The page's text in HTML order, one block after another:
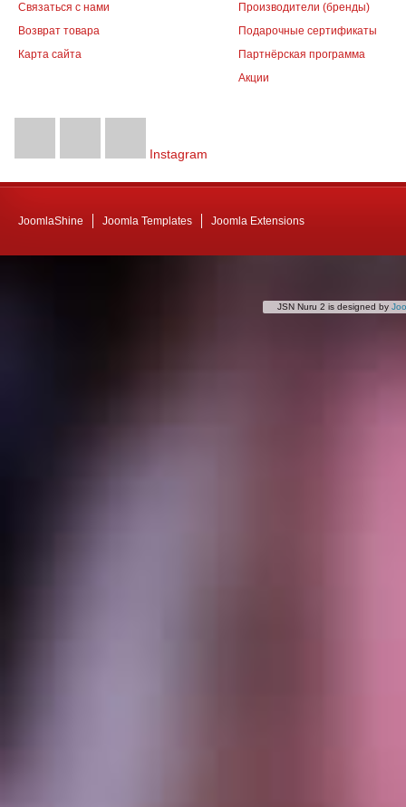
Связаться с нами
Возврат товара
Карта сайта
Производители (бренды)
Подарочные сертификаты
Партнёрская программа
Акции
Instagram
JoomlaShine Joomla Templates Joomla Extensions
JSN Nuru 2 is designed by